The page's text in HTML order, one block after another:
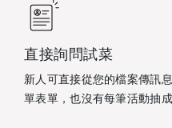
直接詢問試菜
新人可直接從您的檔案傳訊
單表單，也沒有每筆活動抽成